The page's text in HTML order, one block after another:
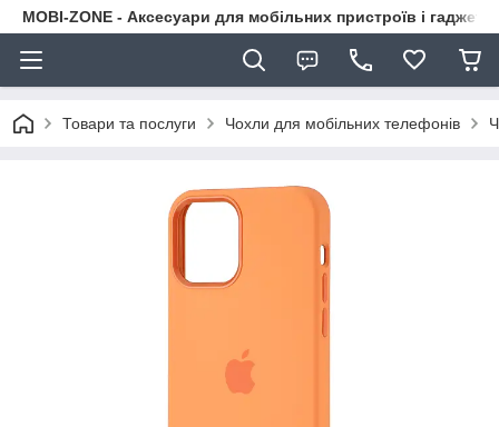
MOBI-ZONE - Аксесуари для мобільних пристроїв і гаджети
Товари та послуги Чохли для мобільних телефонів